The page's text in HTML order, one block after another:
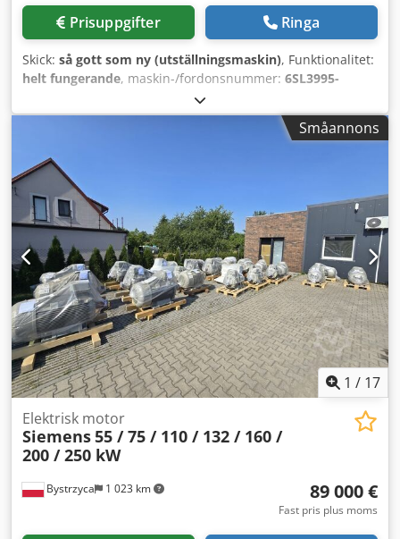
Prisuppgifter Ringa
Skick: så gott som ny (utställningsmaskin), Funktionalitet:
helt fungerande, maskin-/fordonsnummer: 6SL3995-
, total längd:
bredd:300 mm, total höjd:50 mm, Delarna är
demonterade från en anläggning som aldrig har använts.
Chjdpfxsvmgz Ao Ak Hea Endast 1 av 4 exemplar finns kvar.
Småannons
1 / 17
Bystrzyca 1 023 km
Elektrisk motor
Siemens55 / 75 / 110 / 132 / 160 /
200 / 250 kW
89 000 €
Fast pris plus moms